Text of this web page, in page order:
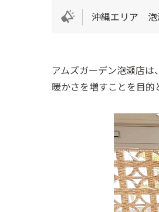
沖縄エリア 泡
アムズガーデン泡瀬店
暖かさを増すことを目的